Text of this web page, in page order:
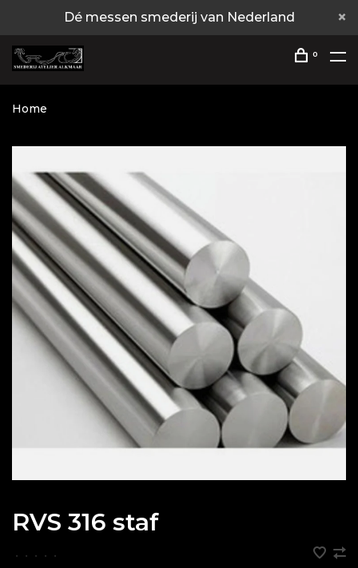
Dé messen smederij van Nederland
0
Home
RVS 316 staf
• • • • •